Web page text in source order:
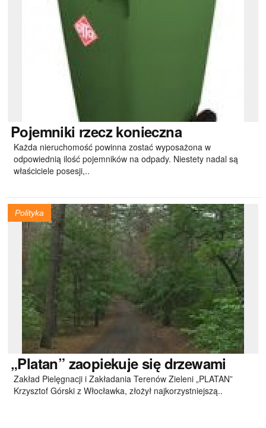
Pojemniki rzecz konieczna
Każda nieruchomość powinna zostać wyposażona w
odpowiednią ilość pojemników na odpady. Niestety nadal są
właściciele posesji,..
Polityka
„Platan” zaopiekuje się drzewami
Zakład Pielęgnacji i Zakładania Terenów Zieleni „PLATAN”
Krzysztof Górski z Włocławka, złożył najkorzystniejszą..